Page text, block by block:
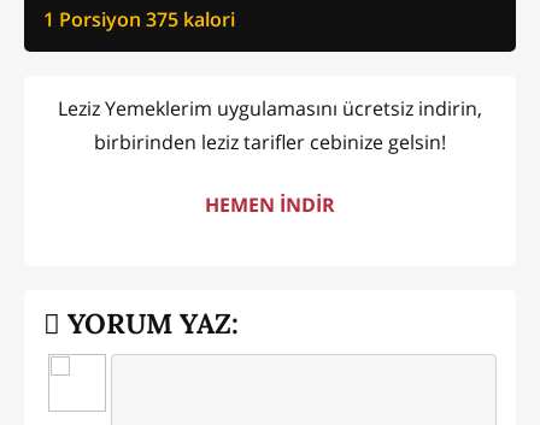
1 Porsiyon 375 kalori
Leziz Yemeklerim uygulamasını ücretsiz indirin,
birbirinden leziz tarifler cebinize gelsin!
HEMEN İNDİR
YORUM YAZ: